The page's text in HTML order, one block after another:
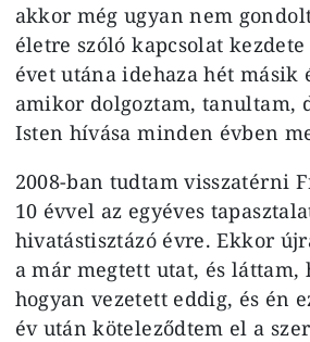
akkor még ugyan nem
életre szóló kapcsolat kezdete
évet utána idehaza hét másik
amikor dolgoztam, tanultam,
Isten hívása minden évben
2008-ban tudtam visszatérni
10 évvel az egyéves
hivatástisztázó évre. Ekkor
a már megtett utat, és láttam,
hogyan vezetett eddig, és én
év után köteleződtem el a